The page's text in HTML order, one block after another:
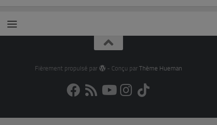
Fièrement propulsé par - Conçu par Thème Hueman